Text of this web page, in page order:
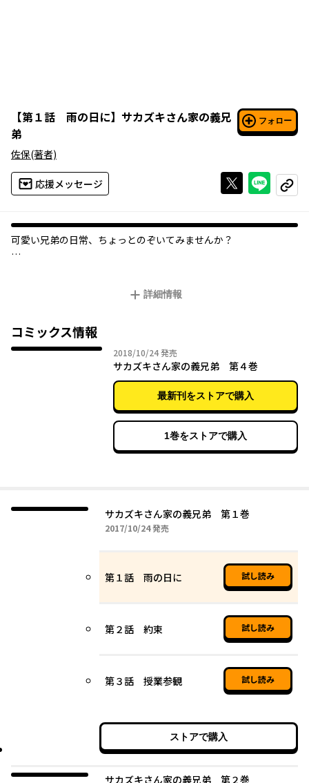
【第１話 雨の日に】 サカズキさん家の義兄
弟
フォロー
佐保(著者)
応援メッセージ Xで投稿する
ライン
コピー
可愛い兄弟の日常、ちょっとのぞいてみませんか？
それもそのはず、この二人は義理の兄弟。
が、 正反対の陽一と千景は、歩みよっていけるのか？
詳細情報
コミックス情報
2018/10/242018年10月24日
発売
サカズキさん家の義兄弟 第４巻
最新刊をストアで購入
1巻をストアで購入
サカズキさん家の義兄弟 第１巻
2017/10/242017年10月24日
発売
第１話 雨の日に 試し読み
第２話 約束 試し読み
第３話 授業参観 試し読み
ストアで購入
サカズキさん家の義兄弟 第２巻